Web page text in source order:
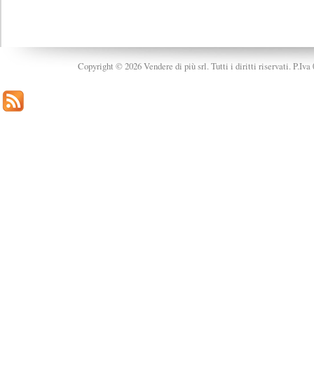
Copyright © 2026 Vendere di più srl. Tutti i diritti riservati. P.Iva